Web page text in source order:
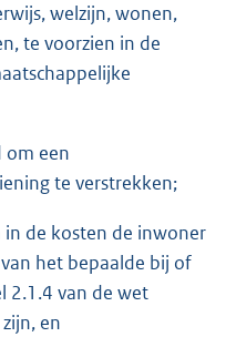
welzijn, wonen,
te voorzien in de
om een
te verstrekken;
de kosten de inwoner
het bepaalde bij of
2.1.4 van de wet
en